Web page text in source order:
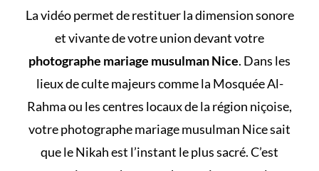
La vidéo permet de restituer la dimension sonore
et vivante de votre union devant votre
photographe mariage musulman Nice. Dans les
lieux de culte majeurs comme la Mosquée Al-
Rahma ou les centres locaux de la région niçoise,
votre photographe mariage musulman Nice sait
que le Nikah est l’instant le plus sacré. C’est